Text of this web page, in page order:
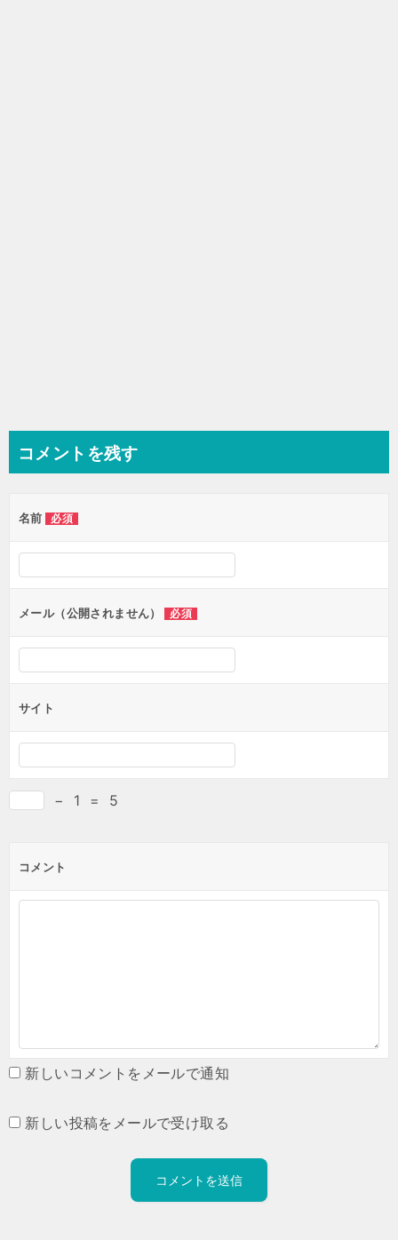
コメントを残す
名前 必須
メール（公開されません） 必須
サイト
− 1 = 5
コメント
新しいコメントをメールで通知
新しい投稿をメールで受け取る